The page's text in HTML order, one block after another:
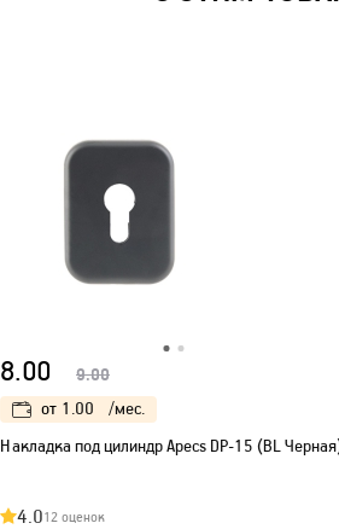
8.00 9.00
от 1.00
/мес.
Накладка под цилиндр Apecs DP-15 (BL
4.012 оценок